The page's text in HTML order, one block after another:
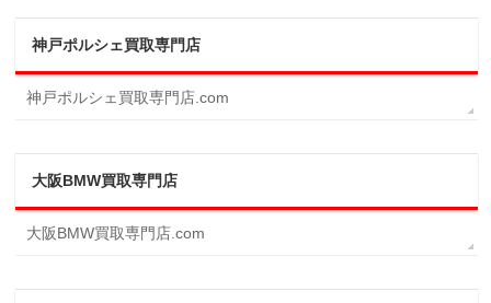
神戸ポルシェ買取専門店
神戸ポルシェ買取専門店.com
大阪BMW買取専門店
大阪BMW買取専門店.com